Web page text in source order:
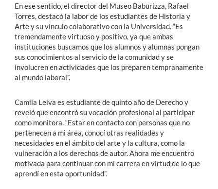
En ese sentido, el director del Museo Baburizza, Rafael
Torres, destacó la labor de los estudiantes de Historia y
Arte y su vínculo colaborativo con la Universidad. “Es
tremendamente virtuoso y positivo, ya que ambas
instituciones buscamos que los alumnos y alumnas pongan
sus conocimientos al servicio de la comunidad y se
involucren en actividades que los preparen tempranamente
al mundo laboral”.
Camila Leiva es estudiante de quinto año de Derecho y
reveló que encontró su vocación profesional al participar
como monitora. “Estar en contacto con personas que no
pertenecen a mi área, conocí otras realidades y
necesidades en el ámbito del arte y la cultura, como la
vulneración a los derechos de autor. Ahora me encuentro
motivada para continuar con mi carrera en virtud de lo que
aprendí en esta oportunidad”.